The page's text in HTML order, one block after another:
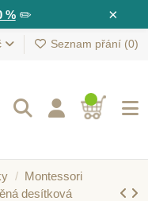
×
%✏️
Seznam přání (0)
Montessori
desítková